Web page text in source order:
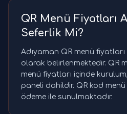
QR Menü Fiyatları
Seferlik Mi?
Adıyaman QR menü
olarak belirlenmektedir. QR
menü fiyatları içinde
paneli dahildir. QR kod
ödeme ile sunulmaktadır.